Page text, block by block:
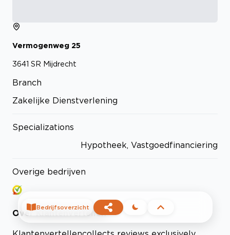
Vermogenweg 25
3641 SR Mijdrecht
Branch
Zakelijke Dienstverlening
Specializations
Hypotheek, Vastgoedfinanciering
Overige bedrijven
Over Klantenvertellen
Bedrijfsoverzicht